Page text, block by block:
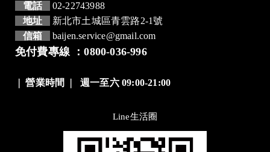
電話
02-22743988
地址
新北市土城區青雲路2-1號
信箱
baijen.service@gmail.com
免付費專線 ：0800-036-996
營業時間 ❘週一至六 09:00-21:00
Line生活圈